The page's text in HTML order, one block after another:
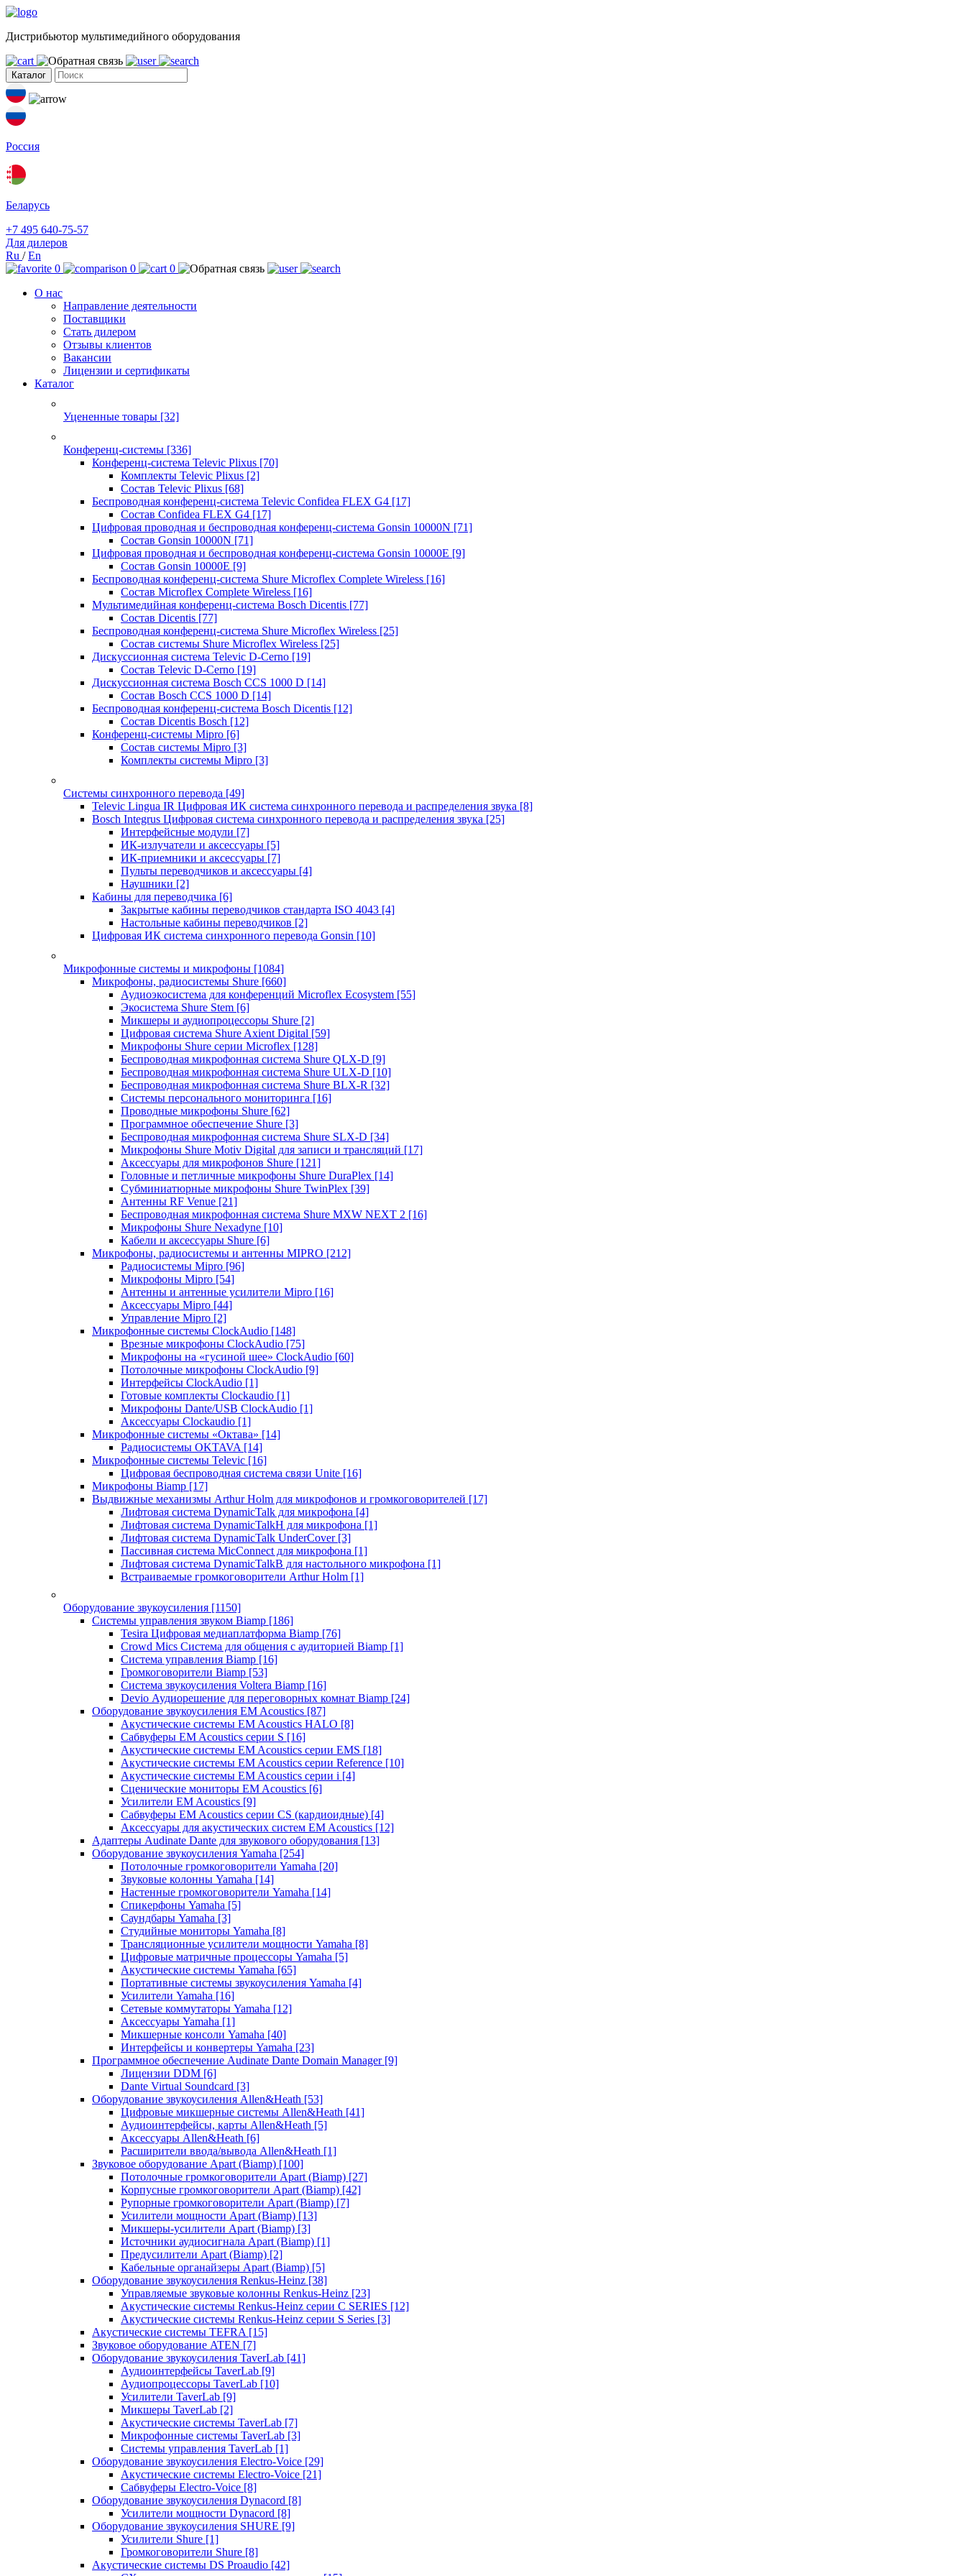
Дистрибьютор мультимедийного оборудования
Каталог
Россия
Беларусь
+7 495 640-75-57
Для дилеров
Ru /En
0
0
0
О нас
Направление деятельности
Поставщики
Стать дилером
Отзывы клиентов
Вакансии
Лицензии и сертификаты
Каталог
Уцененные товары [32]
Конференц-системы [336]
Конференц-система Televic Plixus [70]
Комплекты Televic Plixus [2]
Состав Televic Plixus [68]
Беспроводная конференц-система Televic Confidea FLEX G4 [17]
Состав Confidea FLEX G4 [17]
Цифровая проводная и беспроводная конференц-система Gonsin 10000N [71]
Состав Gonsin 10000N [71]
Цифровая проводная и беспроводная конференц-система Gonsin 10000E [9]
Состав Gonsin 10000E [9]
Беспроводная конференц-система Shure Microflex Complete Wireless [16]
Состав Microflex Complete Wireless [16]
Мультимедийная конференц-система Bosch Dicentis [77]
Состав Dicentis [77]
Беспроводная конференц-система Shure Microflex Wireless [25]
Состав системы Shure Microflex Wireless [25]
Дискуссионная система Televic D-Cerno [19]
Состав Televic D-Cerno [19]
Дискуссионная система Bosch CCS 1000 D [14]
Состав Bosch CCS 1000 D [14]
Беспроводная конференц-система Bosch Dicentis [12]
Состав Dicentis Bosch [12]
Конференц-системы Mipro [6]
Состав системы Mipro [3]
Комплекты системы Mipro [3]
Системы синхронного перевода [49]
Televic Lingua IR Цифровая ИК система синхронного перевода и распределения звука [8]
Bosch Integrus Цифровая система синхронного перевода и распределения звука [25]
Интерфейсные модули [7]
ИК-излучатели и аксессуары [5]
ИК-приемники и аксессуары [7]
Пульты переводчиков и аксессуары [4]
Наушники [2]
Кабины для переводчика [6]
Закрытые кабины переводчиков стандарта ISO 4043 [4]
Настольные кабины переводчиков [2]
Цифровая ИК система синхронного перевода Gonsin [10]
Микрофонные системы и микрофоны [1084]
Микрофоны, радиосистемы Shure [660]
Аудиоэкосистема для конференций Microflex Ecosystem [55]
Экосистема Shure Stem [6]
Микшеры и аудиопроцессоры Shure [2]
Цифровая система Shure Axient Digital [59]
Микрофоны Shure серии Microflex [128]
Беспроводная микрофонная система Shure QLX-D [9]
Беспроводная микрофонная система Shure ULX-D [10]
Беспроводная микрофонная система Shure BLX-R [32]
Системы персонального мониторинга [16]
Проводные микрофоны Shure [62]
Программное обеспечение Shure [3]
Беспроводная микрофонная система Shure SLX-D [34]
Микрофоны Shure Motiv Digital для записи и трансляций [17]
Аксессуары для микрофонов Shure [121]
Головные и петличные микрофоны Shure DuraPlex [14]
Субминиатюрные микрофоны Shure TwinPlex [39]
Антенны RF Venue [21]
Беспроводная микрофонная система Shure MXW NEXT 2 [16]
Микрофоны Shure Nexadyne [10]
Кабели и аксессуары Shure [6]
Микрофоны, радиосистемы и антенны MIPRO [212]
Радиосистемы Mipro [96]
Микрофоны Mipro [54]
Антенны и антенные усилители Mipro [16]
Аксессуары Mipro [44]
Управление Mipro [2]
Микрофонные системы ClockAudio [148]
Врезные микрофоны ClockAudio [75]
Микрофоны на «гусиной шее» ClockAudio [60]
Потолочные микрофоны ClockAudio [9]
Интерфейсы ClockAudio [1]
Готовые комплекты Clockaudio [1]
Микрофоны Dante/USB ClockAudio [1]
Аксессуары Clockaudio [1]
Микрофонные системы «Октава» [14]
Радиосистемы OKTAVA [14]
Микрофонные системы Televic [16]
Цифровая беспроводная система связи Unite [16]
Микрофоны Biamp [17]
Выдвижные механизмы Arthur Holm для микрофонов и громкоговорителей [17]
Лифтовая система DynamicTalk для микрофона [4]
Лифтовая система DynamicTalkH для микрофона [1]
Лифтовая система DynamicTalk UnderCover [3]
Пассивная система MicConnect для микрофона [1]
Лифтовая система DynamicTalkB для настольного микрофона [1]
Встраиваемые громкоговорители Arthur Holm [1]
Оборудование звукоусиления [1150]
Системы управления звуком Biamp [186]
Tesira Цифровая медиаплатформа Biamp [76]
Crowd Mics Система для общения с аудиторией Biamp [1]
Система управления Biamp [16]
Громкоговорители Biamp [53]
Система звукоусиления Voltera Biamp [16]
Devio Аудиорешение для переговорных комнат Biamp [24]
Оборудование звукоусиления EM Acoustics [87]
Акустические системы EM Acoustics HALO [8]
Сабвуферы EM Acoustics серии S [16]
Акустические системы EM Acoustics серии EMS [18]
Акустические системы EM Acoustics серии Reference [10]
Акустические системы EM Acoustics серии i [4]
Сценические мониторы EM Acoustics [6]
Усилители EM Acoustics [9]
Сабвуферы EM Acoustics серии CS (кардиоидные) [4]
Аксессуары для акустических систем EM Acoustics [12]
Адаптеры Audinate Dante для звукового оборудования [13]
Оборудование звукоусиления Yamaha [254]
Потолочные громкоговорители Yamaha [20]
Звуковые колонны Yamaha [14]
Настенные громкоговорители Yamaha [14]
Спикерфоны Yamaha [5]
Саундбары Yamaha [3]
Студийные мониторы Yamaha [8]
Трансляционные усилители мощности Yamaha [8]
Цифровые матричные процессоры Yamaha [5]
Акустические системы Yamaha [65]
Портативные системы звукоусиления Yamaha [4]
Усилители Yamaha [16]
Сетевые коммутаторы Yamaha [12]
Аксессуары Yamaha [1]
Микшерные консоли Yamaha [40]
Интерфейсы и конвертеры Yamaha [23]
Программное обеспечение Audinate Dante Domain Manager [9]
Лицензии DDM [6]
Dante Virtual Soundcard [3]
Оборудование звукоусиления Allen&Heath [53]
Цифровые микшерные системы Allen&Heath [41]
Аудиоинтерфейсы, карты Allen&Heath [5]
Аксессуары Allen&Heath [6]
Расширители ввода/вывода Allen&Heath [1]
Звуковое оборудование Apart (Biamp) [100]
Потолочные громкоговорители Apart (Biamp) [27]
Корпусные громкоговорители Apart (Biamp) [42]
Рупорные громкоговорители Apart (Biamp) [7]
Усилители мощности Apart (Biamp) [13]
Микшеры-усилители Apart (Biamp) [3]
Источники аудиосигнала Apart (Biamp) [1]
Предусилители Apart (Biamp) [2]
Кабельные органайзеры Apart (Biamp) [5]
Оборудование звукоусиления Renkus-Heinz [38]
Управляемые звуковые колонны Renkus-Heinz [23]
Акустические системы Renkus-Heinz серии C SERIES [12]
Акустические системы Renkus-Heinz серии S Series [3]
Акустические системы TEFRA [15]
Звуковое оборудование ATEN [7]
Оборудование звукоусиления TaverLab [41]
Аудиоинтерфейсы TaverLab [9]
Аудиопроцессоры TaverLab [10]
Усилители TaverLab [9]
Микшеры TaverLab [2]
Акустические системы TaverLab [7]
Микрофонные системы TaverLab [3]
Системы управления TaverLab [1]
Оборудование звукоусиления Electro-Voice [29]
Акустические системы Electro-Voice [21]
Сабвуферы Electro-Voice [8]
Оборудование звукоусиления Dynacord [8]
Усилители мощности Dynacord [8]
Оборудование звукоусиления SHURE [9]
Усилители Shure [1]
Громкоговорители Shure [8]
Акустические системы DS Proaudio [42]